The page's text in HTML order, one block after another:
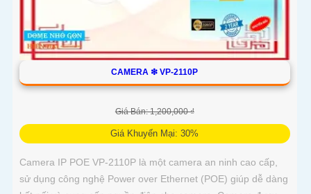
CAMERA ❇ VP-2110P
Giá Bán: 1,200,000 ₫
Giá Khuyến Mại: 30%
Camera IP POE VP-2110P là một camera an ninh cao cấp,
sử dụng công nghệ Power over Ethernet (POE) giúp dễ dàng